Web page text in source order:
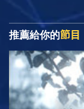
推薦給你的節目